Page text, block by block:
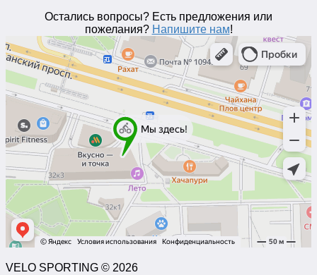
Остались вопросы? Есть предложения или
пожелания? Напишите нам!
VELO SPORTING © 2026